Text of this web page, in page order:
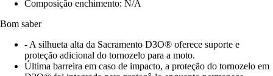
Composição enchimento: N/A
Bom saber
- A silhueta alta da Sacramento D3O® oferece suporte e
proteção adicional do tornozelo para a moto.
Última barreira em caso de impacto, a proteção do tornozelo em